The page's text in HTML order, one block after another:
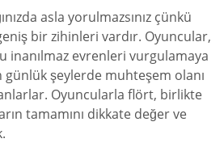
asla yorulmazsınız çünkü
bir zihinleri vardır. Oyuncular,
inanılmaz evrenleri vurgulamaya
günlük şeylerde muhteşem olanı
anlarlar. Oyuncularla flört, birlikte
tamamını dikkate değer ve